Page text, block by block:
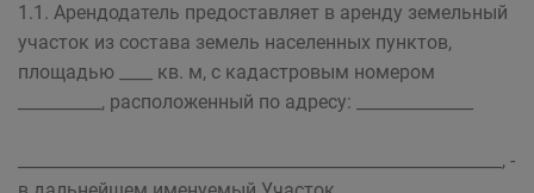
1.1. Арендодатель предоставляет в аренду земельный
участок из состава земель населенных пунктов,
площадью ____ кв. м, с кадастровым номером
__________, расположенный по адресу: ______________
__________________________________________________________, -